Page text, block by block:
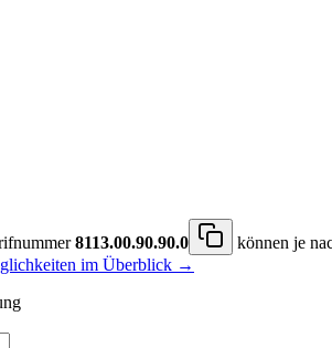
8113.00.90.90.0 können je
im Überblick →